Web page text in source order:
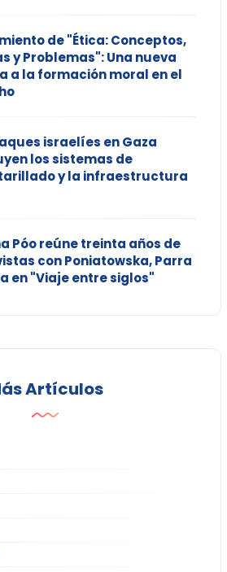
de "Ética: Conceptos,
y Problemas": Una nueva
a la formación moral en el
israelíes en Gaza
los sistemas de
y la infraestructura
Póo reúne treinta años de
con Poniatowska, Parra
en "Viaje entre siglos"
Artículos